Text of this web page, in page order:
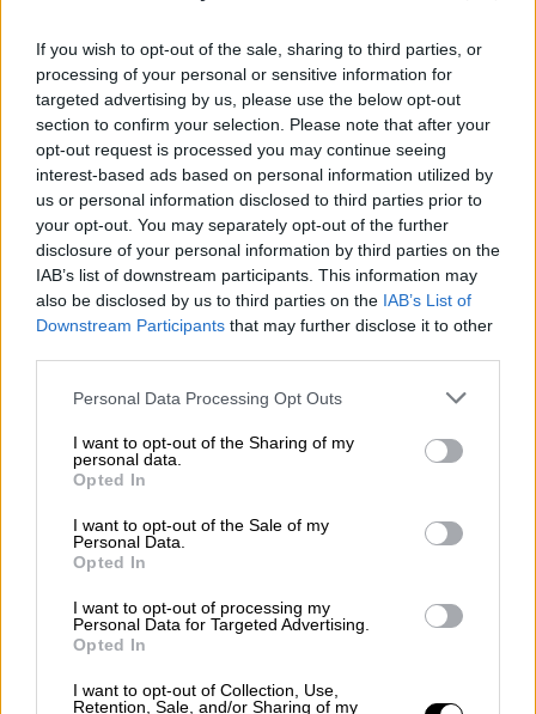
If you wish to opt-out of the sale, sharing to third parties, or
processing of your personal or sensitive information for
targeted advertising by us, please use the below opt-out
section to confirm your selection. Please note that after your
opt-out request is processed you may continue seeing
interest-based ads based on personal information utilized by
us or personal information disclosed to third parties prior to
your opt-out. You may separately opt-out of the further
disclosure of your personal information by third parties on the
IAB’s list of downstream participants. This information may
also be disclosed by us to third parties on the IAB’s List of
Downstream Participants that may further disclose it to other
Please note that this website/app uses one or more Google
not limited to your visit or usage behaviour. You may click to
grant or deny consent to Google and its third-party tags to
use your data for below specified purposes in below Google
consent section.
Personal Data Processing Opt Outs
I want to opt-out of the Sharing of my
personal data.
Opted In
I want to opt-out of the Sale of my
Personal Data.
Opted In
I want to opt-out of processing my
Personal Data for Targeted Advertising.
Opted In
I want to opt-out of Collection, Use,
Retention, Sale, and/or Sharing of my
Πρώτη τερμάτισε η Ζανγκ (Κίνα), δεύτερη η
Σίντεστρομ (Σουηδία), τρίτη Μάγκνελ
(Καναδάς) και τέταρτη η Σκουρδάι
(Λευκορωσία).
Η πρωταθλήτρια Ευρώπης στα 100 μ.
πεταλούδα κατετάγη ένατη με διαφορά
μόλις 6 χιλιοστών του δευτερολέπτου από
πρόκριση στον τελικό. Μετά τον αγώνα της
η αθλήτρια από τα Χανιά με δάκρυα στα μάτια
μίλησε για την προσπάθειά της. «Πιστεύω